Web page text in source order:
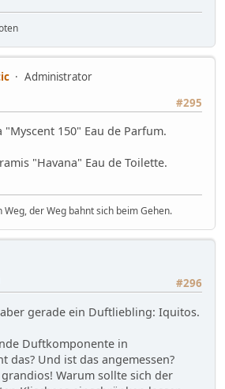
Administrator
#295
"Myscent 150" Eau de Parfum.
"Havana" Eau de Toilette.
Weg, der Weg bahnt sich beim Gehen.
#296
gerade ein Duftliebling: Iquitos.
Duftkomponente in
das? Und ist das angemessen?
Warum sollte sich der